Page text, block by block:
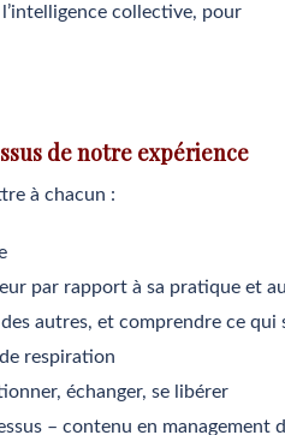
collective, pour
de notre expérience
à chacun :
par rapport à sa pratique et
autres, et comprendre ce qui
respiration
échanger, se libérer
– contenu en management